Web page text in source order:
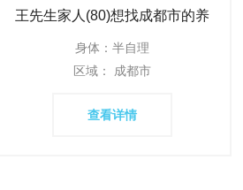
王先生家人(80)想找成都市的养
身体：半自理
区域： 成都市
查看详情